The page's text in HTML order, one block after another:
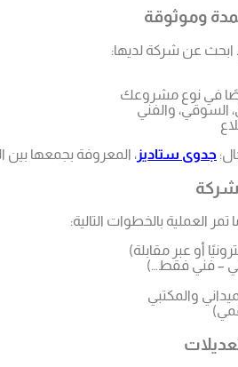
ابحث عن شركة لديها:
في نوع مشروعك
السوقي، والفني
جدوى ستاديز، المعروفة بجمعها بين
تمر العملية بالخطوات التالية:
أو عبر مقابلة)
– فني فقط…)
والمكتبي